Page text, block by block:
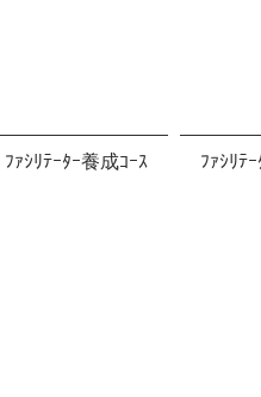
ﾌｧｼﾘﾃｰﾀｰ養成ｺｰｽ ﾌｧｼﾘﾃ